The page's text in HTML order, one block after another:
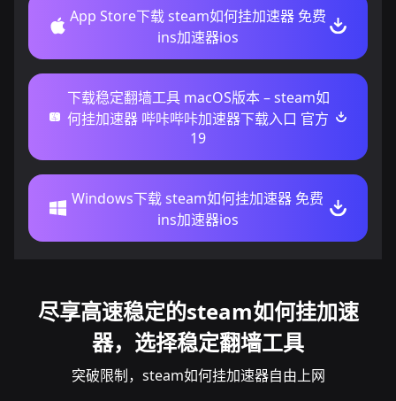
App Store下载 steam如何挂加速器 免费
ins加速器ios
下载稳定翻墙工具 macOS版本 – steam如
何挂加速器 哔咔哔咔加速器下载入口 官方
19
Windows下载 steam如何挂加速器 免费
ins加速器ios
尽享高速稳定的steam如何挂加速
器，选择稳定翻墙工具
突破限制，steam如何挂加速器自由上网